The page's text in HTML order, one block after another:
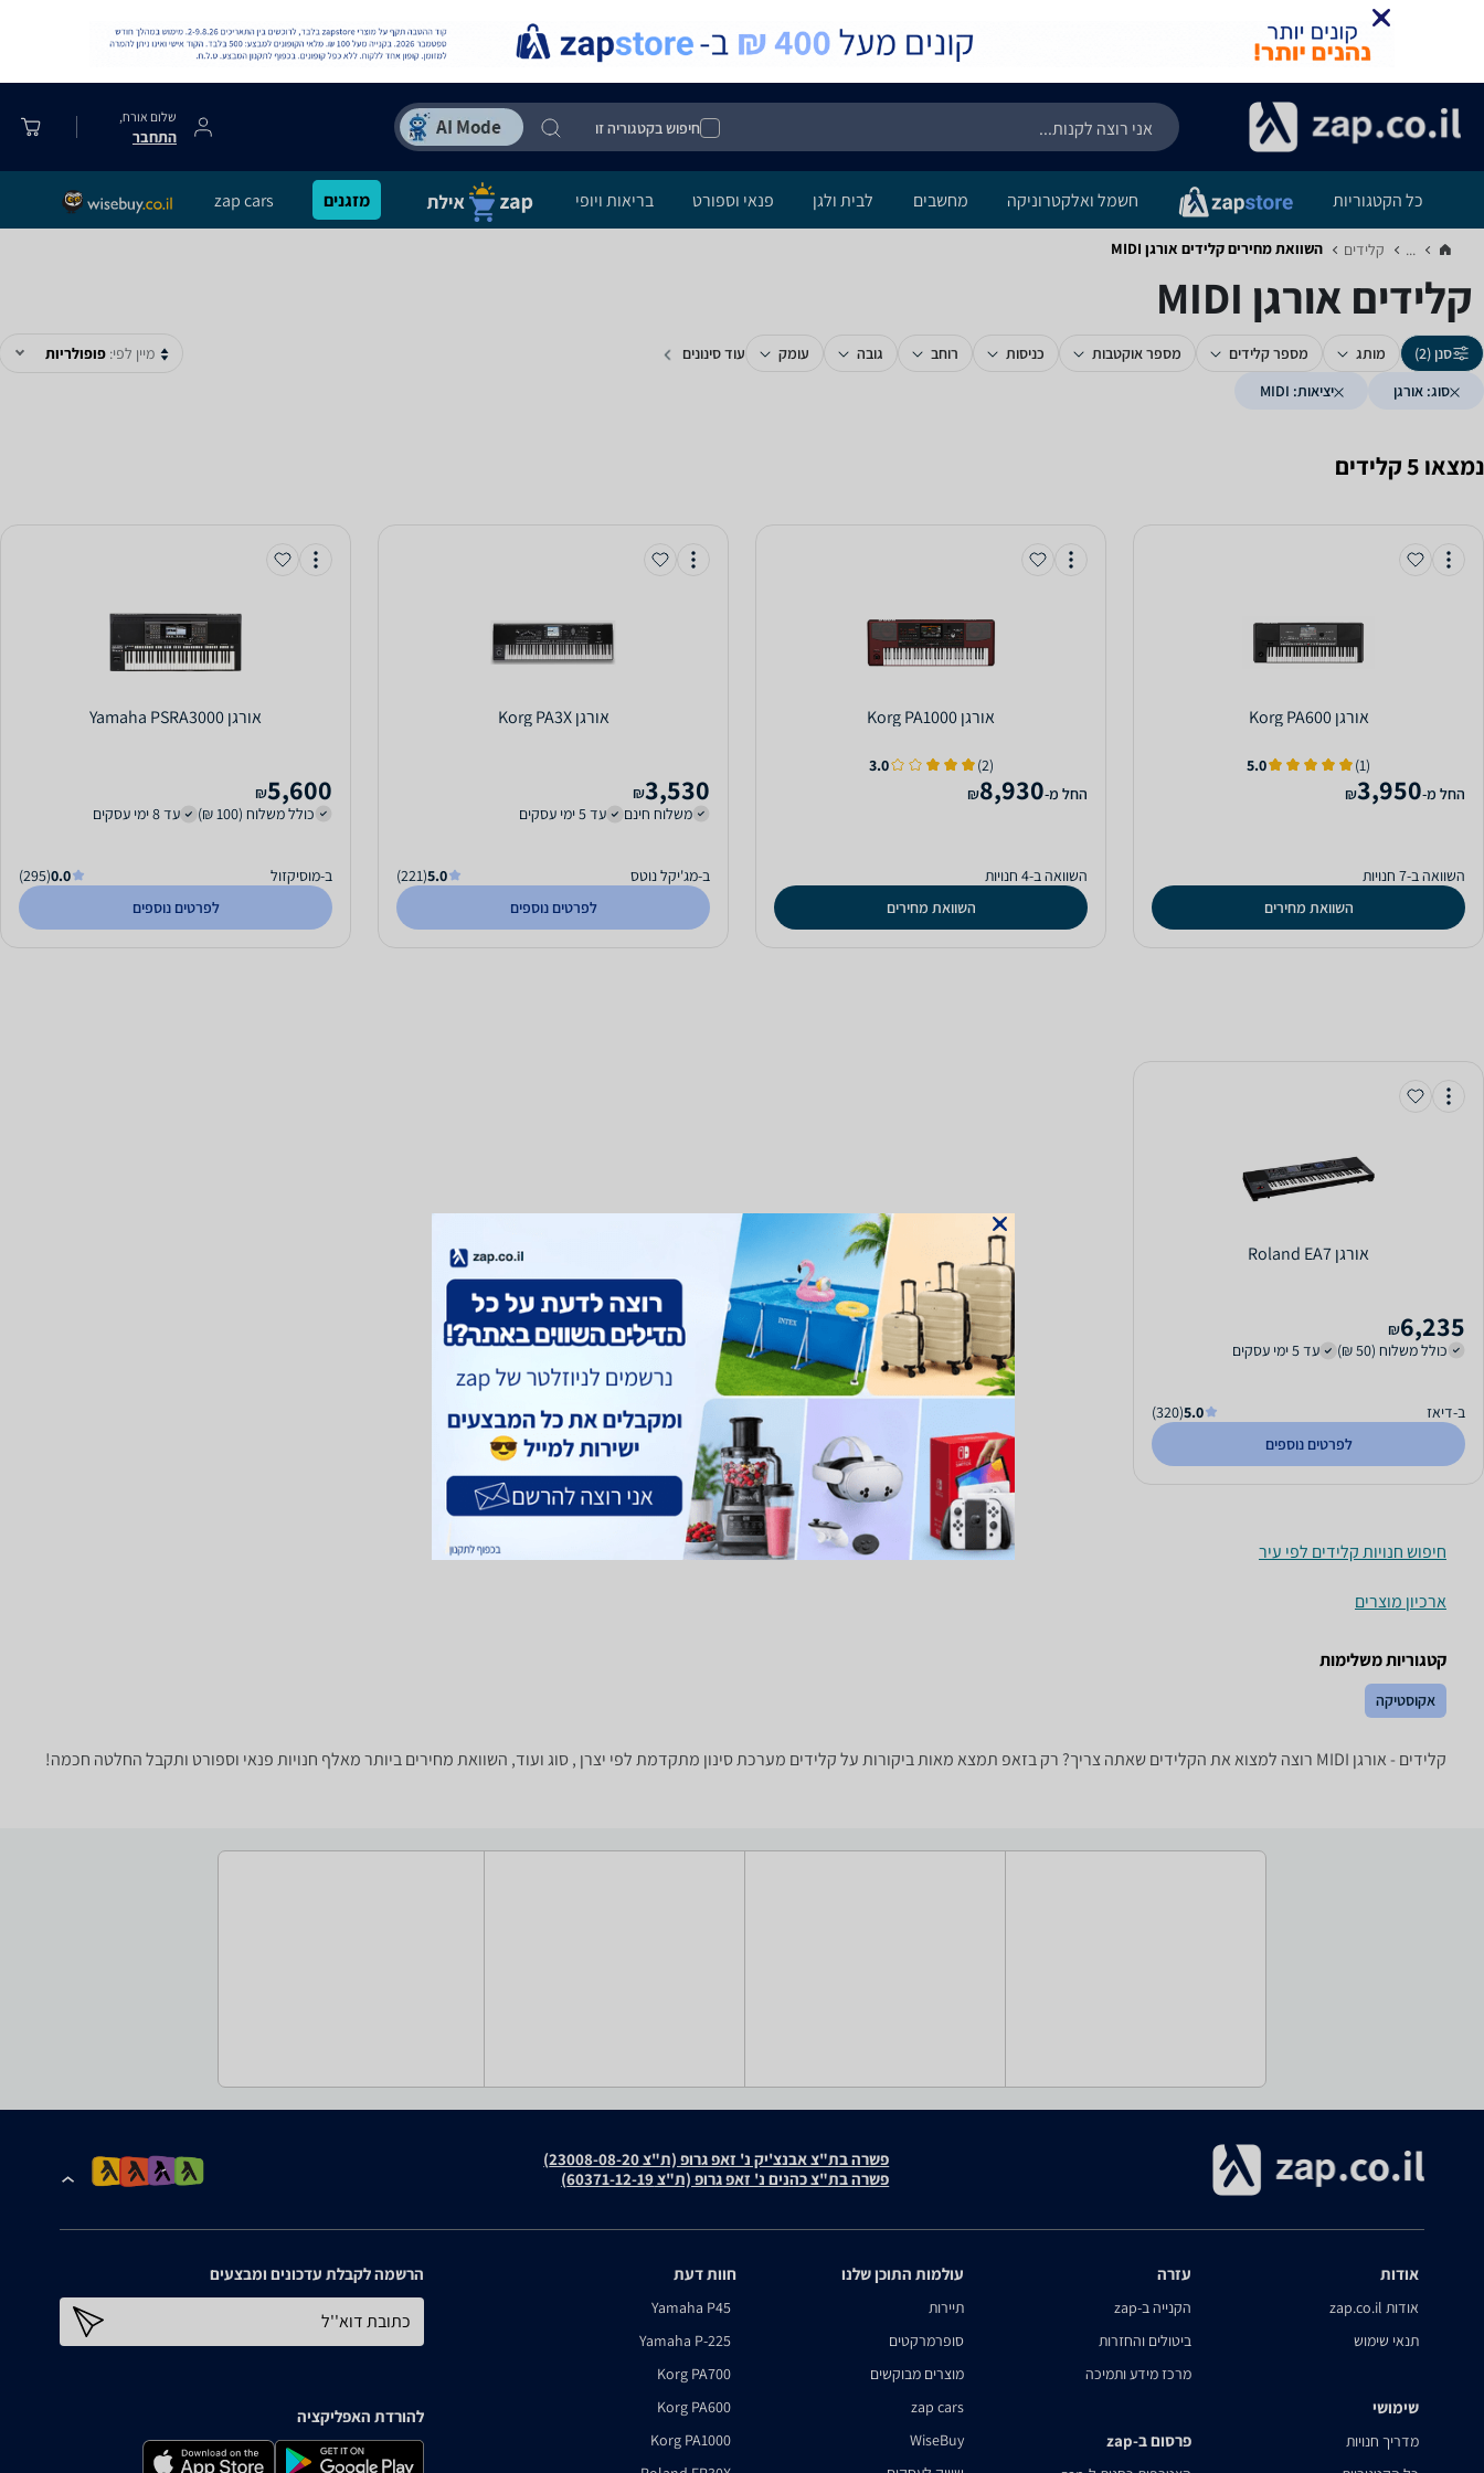
חיפוש בקטגוריה זו
שלום אורח,
התחבר
כל הקטגוריות חשמל ואלקטרוניקה מחשבים לבית ולגן פנאי וספורט בריאות ויופי מזגנים zap cars
... קלידים‏ השוואת מחירים קלידים ‏אורגן ‏MIDI
קלידים ‏אורגן ‏MIDI
סנן (2) מותג מספר קלידים מספר אוקטבות כניסות רוחב גובה עומק
עוד סינונים
סוג: אורגן
יציאות: MIDI
מיין לפי: פופולריות
נמצאו 5 קלידים
‏אורגן Korg PA600
(1)
5.0
‫החל מ-3,950
₪
השוואה ב-7 חנויות
השוואת מחירים
‏אורגן Korg PA1000
(2)
3.0
‫החל מ-8,930
₪
השוואה ב-4 חנויות
השוואת מחירים
‏אורגן Korg PA3X
3,530
₪
משלוח חינם
עד 5 ימי עסקים
ב-מג'יקל נוטס 5.0
(221)
לפרטים נוספים
‏אורגן Yamaha PSRA3000
5,600
₪
כולל משלוח (100 ₪)
עד 8 ימי עסקים
ב-מוסיקזול 0.0
(295)
לפרטים נוספים
‏אורגן Roland EA7
6,235
₪
כולל משלוח (50 ₪)
עד 5 ימי עסקים
ב-דיאז 5.0
(320)
לפרטים נוספים
חיפוש חנויות קלידים לפי עיר
ארכיון מוצרים
קטגוריות משלימות
אקוסטיקה
קלידים - ‏אורגן ‏MIDI רוצה למצוא את הקלידים שאתה צריך? רק בזאפ תמצא מאות ביקורות על קלידים מערכת סינון מתקדמת לפי יצרן , סוג ועוד, השוואת מחירים ביותר מאלף חנויות פנאי וספורט ותקבל החלטה חכמה!
פשרה בת"צ אבנצ'יק נ' זאפ גרופ (ת"צ 23008-08-20)
פשרה בת"צ כהנים נ' זאפ גרופ (ת"צ 60371-12-19)
אודות
אודות zap.co.il
תנאי שימוש
שימושי
מדריך חנויות
עזרה
הקנייה ב-zap
ביטולים והחזרות
מרכז מידע ותמיכה
פרסום ב-zap
עולמות התוכן שלנו
תיירות
סופרמרקטים
מוצרים מבוקשים
zap cars
WiseBuy
חוות דעת
Yamaha P45
Yamaha P-225
Korg PA700
Korg PA600
Korg PA1000
הרשמה לקבלת עדכונים ומבצעים
כתובת דוא''ל
להורדת האפליקציה